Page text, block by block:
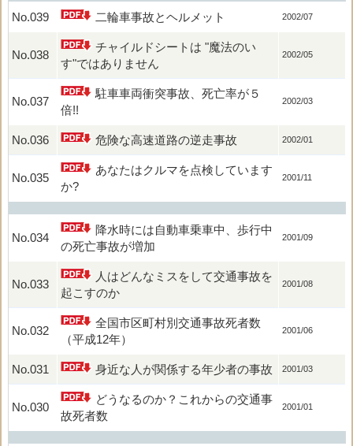
No.039 二輪車事故とヘルメット 2002/07
No.038
チャイルドシートは "魔法のい
す"ではありません
2002/05
No.037
駐車車両衝突事故、死亡率が５
倍!!
2002/03
No.036 危険な高速道路の逆走事故 2002/01
No.035
あなたはクルマを点検しています
か?
2001/11
No.034
降水時には自動車乗車中、歩行中
の死亡事故が増加
2001/09
No.033
人はどんなミスをして交通事故を
起こすのか
2001/08
No.032
全国市区町村別交通事故死者数
（平成12年）
2001/06
No.031 身近な人が関係する年少者の事故 2001/03
No.030
どうなるのか？これからの交通事
故死者数
2001/01